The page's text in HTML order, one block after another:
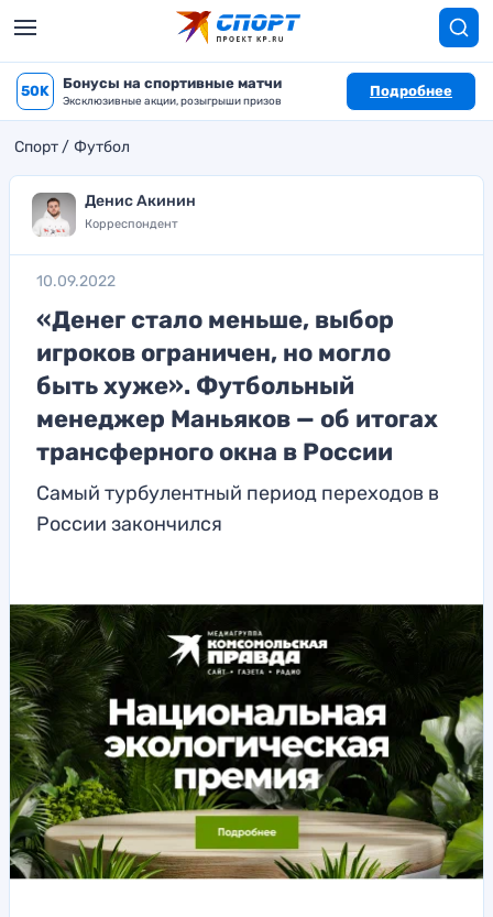
50K Бонусы на спортивные матчи
Эксклюзивные акции, розыгрыши призов
Подробнее
Спорт Футбол
Денис Акинин
Корреспондент
10.09.2022
«Денег стало меньше, выбор
игроков ограничен, но могло
быть хуже». Футбольный
менеджер Маньяков — об итогах
трансферного окна в России
Самый турбулентный период переходов в
России закончился